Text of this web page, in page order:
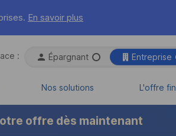
. En savoir plus
:  Épargnant Espace
Entreprise
Nos solutions L'offre
offre dès maintenant